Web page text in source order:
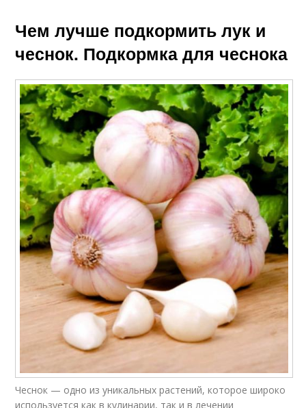
Чем лучше подкормить лук и
чеснок. Подкормка для чеснока
Чеснок — одно из уникальных растений, которое широко
используется как в кулинарии, так и в лечении